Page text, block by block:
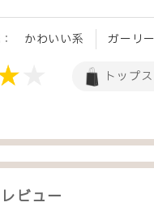
かわいい系 ガーリー
トップス
ビュー